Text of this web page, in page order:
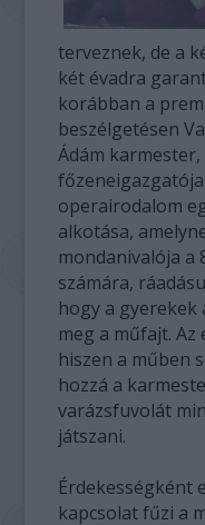
terveznek, de a
két évadra
korábban a
beszélgetésen
Ádám
operairodalom
alkotása,
mondanivalója a
számára,
hogy a
meg a műfajt. Az
hiszen a műben
hozzá a
varázsfuvolát
játszani.
Érdekességként
kapcsolat fűzi a